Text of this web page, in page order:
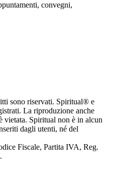
convegni,
sono riservati. Spiritual® e
La riproduzione anche
vietata. Spiritual non è in alcun
dagli utenti, né del
Fiscale, Partita IVA, Reg.